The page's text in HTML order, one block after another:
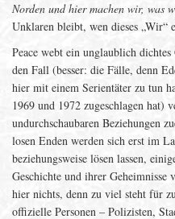
Norden und hier machen wir, was
Unklaren bleibt, wen dieses „Wir“
Peace webt ein unglaublich
den Fall (besser: die Fälle, denn
hier mit einem Serientäter zu tun
1969 und 1972 zugeschlagen
undurchschaubaren Beziehungen
losen Enden werden sich erst im
beziehungsweise lösen lassen,
Geschichte und ihrer
hier nichts, denn zu viel steht für
offizielle Personen – Polizisten,